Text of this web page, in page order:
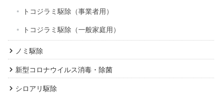
トコジラミ駆除（事業者用）
トコジラミ駆除（一般家庭用）
ノミ駆除
新型コロナウイルス消毒・除菌
シロアリ駆除